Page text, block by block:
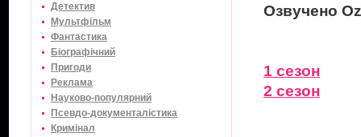
Детектив
Мультфільм
Фантастика
Біографічний
Пригоди
Реклама
Науково-популярний
Псевдо-документалістика
Кримінал
Озвучено
1 сезон
2 сезон